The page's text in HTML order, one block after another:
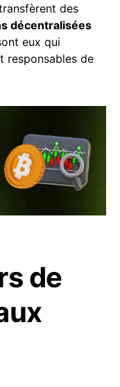
des
décentralisées
eux qui
responsables de
de